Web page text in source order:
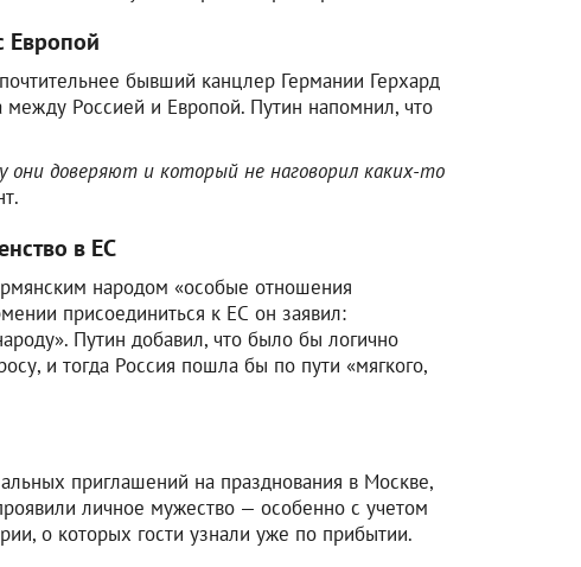
Европой
бывший канцлер Германии Герхард
Россией и Европой. Путин напомнил, что
они доверяют и который не наговорил каких-то
в ЕС
народом «особые отношения
присоединиться к ЕС он заявил:
Путин добавил, что было бы логично
и тогда Россия пошла бы по пути «мягкого,
приглашений на празднования в Москве,
личное мужество — особенно с учетом
о которых гости узнали уже по прибытии.